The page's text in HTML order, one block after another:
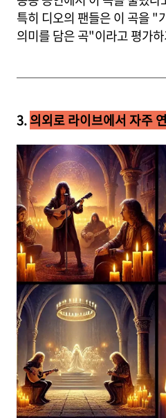
특히 디오의 팬들은 이 곡을 "
의미를 담은 곡"이라고 평가
3.의외로 라이브에서 자주